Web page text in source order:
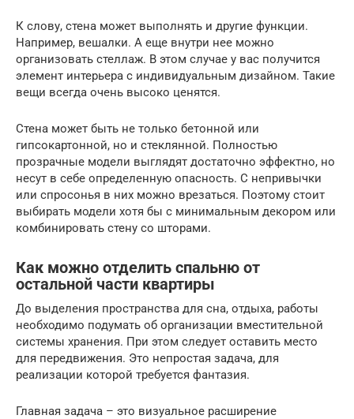
К слову, стена может выполнять и другие функции.
Например, вешалки. А еще внутри нее можно
организовать стеллаж. В этом случае у вас получится
элемент интерьера с индивидуальным дизайном. Такие
вещи всегда очень высоко ценятся.
Стена может быть не только бетонной или
гипсокартонной, но и стеклянной. Полностью
прозрачные модели выглядят достаточно эффектно, но
несут в себе определенную опасность. С непривычки
или спросонья в них можно врезаться. Поэтому стоит
выбирать модели хотя бы с минимальным декором или
комбинировать стену со шторами.
Как можно отделить спальню от
остальной части квартиры
До выделения пространства для сна, отдыха, работы
необходимо подумать об организации вместительной
системы хранения. При этом следует оставить место
для передвижения. Это непростая задача, для
реализации которой требуется фантазия.
Главная задача – это визуальное расширение